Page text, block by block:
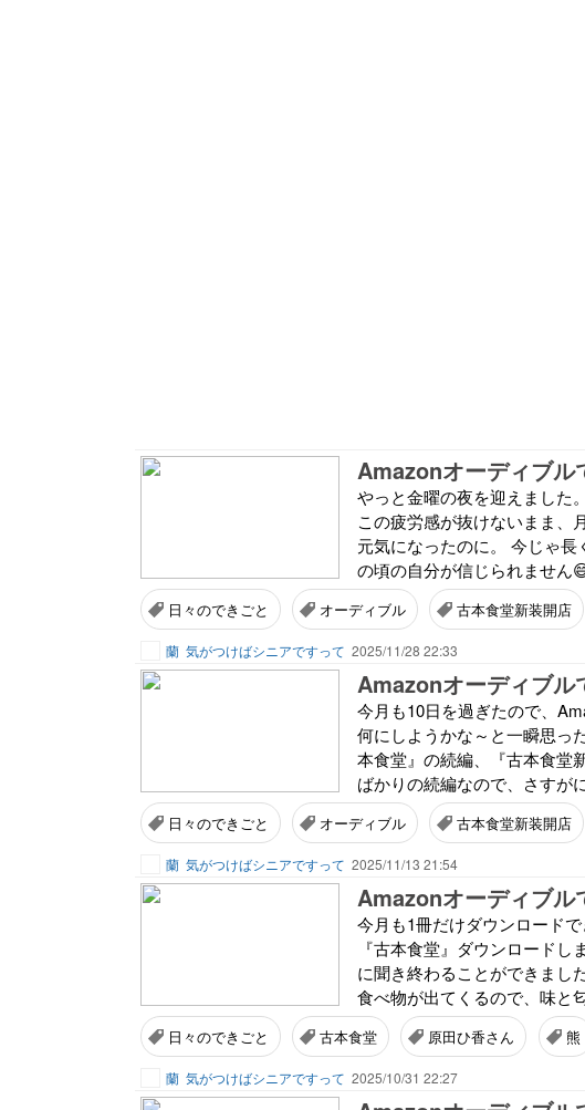
やっと金曜の夜を迎えました
この疲労感が抜けないまま、
元気になったのに。 今じゃ
の頃の自分が信じられません
日々のできごと オーディブル 古本食堂新装開店
蘭 気がつけばシニアですって 2025/11/28 22:33
今月も10日を過ぎたので、
何にしようかな～と一瞬思っ
本食堂』の続編、『古本食堂
ばかりの続編なので、さすが
日々のできごと オーディブル 古本食堂新装開店
蘭 気がつけばシニアですって 2025/11/13 21:54
Amazonオーディブル
今月も1冊だけダウンロード
『古本食堂』ダウンロード
に聞き終わることができまし
食べ物が出てくるので、味と
日々のできごと 古本食堂 原田ひ香さん 熊
蘭 気がつけばシニアですって 2025/10/31 22:27